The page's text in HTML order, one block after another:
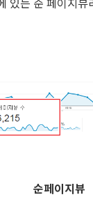
순페이지뷰